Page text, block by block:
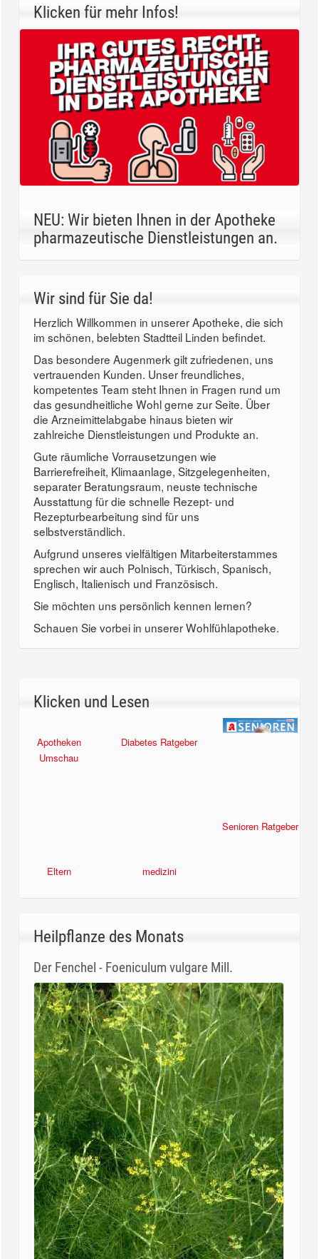
Klicken für mehr Infos!
NEU: Wir bieten Ihnen in der Apotheke
pharmazeutische Dienstleistungen an.
Wir sind für Sie da!
Herzlich Willkommen in unserer Apotheke, die sich
im schönen, belebten Stadtteil Linden befindet.
Das besondere Augenmerk gilt zufriedenen, uns
vertrauenden Kunden. Unser freundliches,
kompetentes Team steht Ihnen in Fragen rund um
das gesundheitliche Wohl gerne zur Seite. Über
die Arzneimittelabgabe hinaus bieten wir
zahlreiche Dienstleistungen und Produkte an.
Gute räumliche Vorrausetzungen wie
Barrierefreiheit, Klimaanlage, Sitzgelegenheiten,
separater Beratungsraum, neuste technische
Ausstattung für die schnelle Rezept- und
Rezepturbearbeitung sind für uns
selbstverständlich.
Aufgrund unseres vielfältigen Mitarbeiterstammes
sprechen wir auch Polnisch, Türkisch, Spanisch,
Englisch, Italienisch und Französisch.
Sie möchten uns persönlich kennen lernen?
Schauen Sie vorbei in unserer Wohlfühlapotheke.
Klicken und Lesen
Apotheken
Umschau
Diabetes Ratgeber
Senioren Ratgeber
Eltern medizini
Heilpflanze des Monats
Der Fenchel - Foeniculum vulgare Mill.